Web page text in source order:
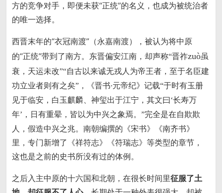
方的竞争对手，即便未获“正统”的名义，也成为被统治者
的唯一选择。
西晋末年的“衣冠南渡”（永嘉南渡），被认为将中原
的“正统”带到了南方。东晋偏安江南，却声称“晋祚zuò虽
衰，天运未改”“自古以来诚无戎人为帝王者，至于名臣建
功立业者则有之矣” ，《晋书·元帝纪》记载“于时有玉册
见于临安，白玉麒麟、神玺出于江宁，其文曰‘长寿万
年’，日有重晕，皆以为中兴之象焉。”完全是在自欺欺
人，假造中兴之兆。南朝编撰的《宋书》《南齐书》
里，专门新增了《祥符志》《符瑞志》等类型的章节，
这也是之前的史书所没有过的体例。
之后入主中原的十六国和北朝，在很长时间里征服了土